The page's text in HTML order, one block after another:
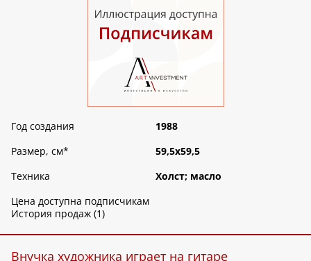
Год создания
1988
Размер, см*
59,5х59,5
Техника
Холст; масло
Цена доступна подписчикам
История продаж (1)
Внучка художника играет на гитаре